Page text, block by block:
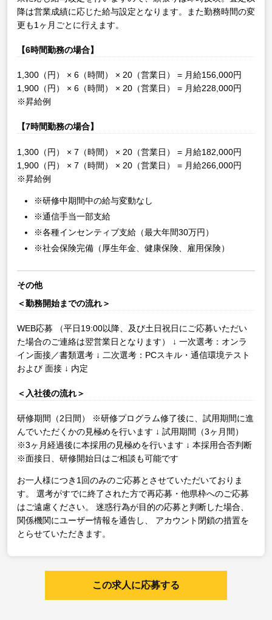
降は営業成績に応じた給与設定となります。また勤務時間の変
更も1ヶ月ごとに行えます。
【6時間勤務の場合】
1,300（円） × 6（時間） × 20（営業日） = 月給156,000円
1,900（円） × 6（時間） × 20（営業日） = 月給228,000円
※昇給例
【7時間勤務の場合】
1,300（円） × 7（時間） × 20（営業日） = 月給182,000円
1,900（円） × 7（時間） × 20（営業日） = 月給266,000円
※昇給例
※研修中期間中の給与変動なし
※通信手当一部支給
※各種インセンティブ支給（最大年間30万円）
※社会保険完備（厚生年金、健康保険、雇用保険）
その他
＜勤務開始までの流れ＞
WEB応募 （平日19:00以降、及び土日祝日にご応募いただい
た場合のご連絡は翌営業日となります）
↓ 一次選考：オンラ
イン面接／書類選考 ↓ 二次選考：PCスキル・通信環境テスト
および 面接 ↓ 内定
＜入社後の流れ＞
研修期間（2日間）
※研修プログラム修了後に、試用期間に進
んでいただくかの見極めを行います ↓ 試用期間（3ヶ月間）
※3ヶ月経過後に本採用の見極めを行います ↓ 本採用合否判断
※面接日、研修開始日はご相談も可能です
お一人様につき1回のみのご応募とさせていただいておりま
す。
選考がすでに終了された方で再応募・他県枠へのご応募
はご遠慮ください。
迷惑行為が目的の応募と判断した場合、
関係機関にユーザー情報を通告し、
アカウント閉鎖の措置を
とらせていただきます。
この求人に応募する